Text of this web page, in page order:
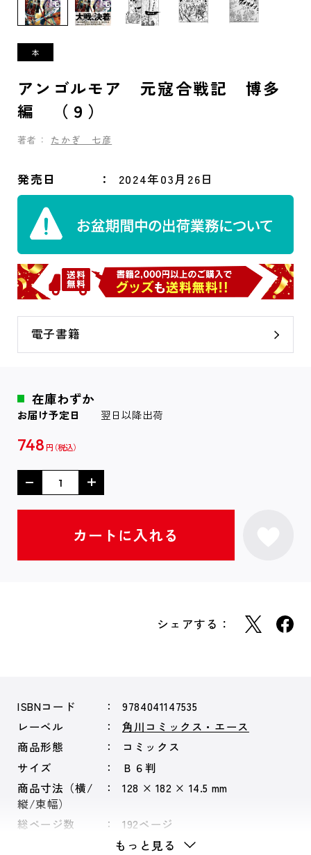
アンゴルモア 元寇合戦記 博多
編 （９）
著者： たかぎ 七彦
発売日 2024年03月26日
電子書籍
在庫わずか
お届け予定日 翌日以降出荷
748 円
シェアする：
ISBNコード
9784041147535
レーベル
角川コミックス・エース
商品形態
コミックス
サイズ
Ｂ６判
商品寸法（横/
縦/束幅）
128 × 182 × 14.5 mm
総ページ数 192ページ
もっと見る